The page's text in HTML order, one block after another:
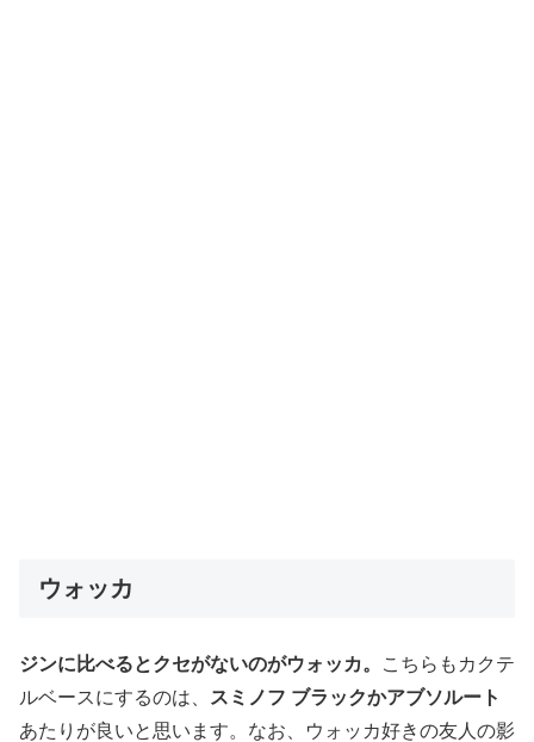
ウォッカ
ジンに比べるとクセがないのがウォッカ。
こちらもカクテ
ルベースにするのは、
スミノフ ブラックかアブソルート
あたりが良いと思います。なお、ウォッカ好きの友人の影